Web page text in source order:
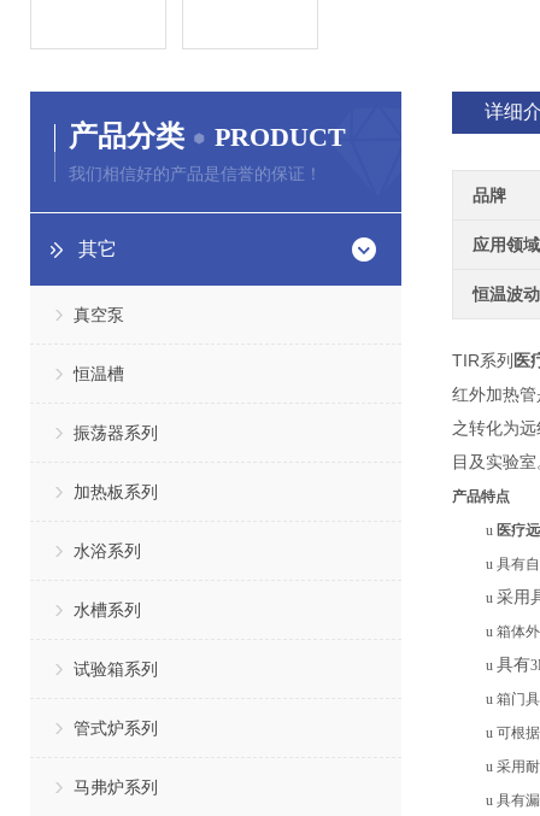
产品分类 PRODUCT
我们相信好的产品是信誉的保证！
其它
真空泵
恒温槽
振荡器系列
加热板系列
水浴系列
水槽系列
试验箱系列
管式炉系列
马弗炉系列
详细
品牌
应用领域
恒温波
TIR系列 医
红外加热
之转化为
目及实验室
产品特点
u 医疗
u 具有
u 采用
u 箱体
u 具有
u 箱门
u 可根
u 采用
u 具有